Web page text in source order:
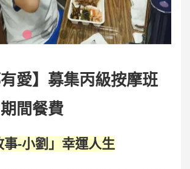
有愛】募集丙級按摩班
間餐費
事-小劉」幸運人生